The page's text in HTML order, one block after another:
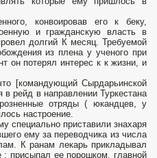
конвоировав его к беку,
и гражданскую власть в
долгий К месяц. Требуемой
из плена у ученого при
он потерял интерес к к жизни, и
[командующий Сырдарьинской
в рейд в направлении Туркестана
отряды ( юкандцев, у
настроение.
специально приставили знахаря
ему за переводчика из числа
К ранам лекарь прикладывал
присыпал ее порошком, главной